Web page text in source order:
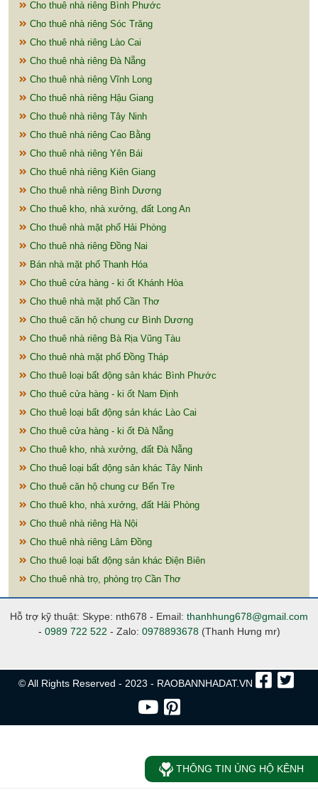
Cho thuê nhà riêng Bình Phước
Cho thuê nhà riêng Sóc Trăng
Cho thuê nhà riêng Lào Cai
Cho thuê nhà riêng Đà Nẵng
Cho thuê nhà riêng Vĩnh Long
Cho thuê nhà riêng Hậu Giang
Cho thuê nhà riêng Tây Ninh
Cho thuê nhà riêng Cao Bằng
Cho thuê nhà riêng Yên Bái
Cho thuê nhà riêng Kiên Giang
Cho thuê nhà riêng Bình Dương
Cho thuê kho, nhà xưởng, đất Long An
Cho thuê nhà mặt phố Hải Phòng
Cho thuê nhà riêng Đồng Nai
Bán nhà mặt phố Thanh Hóa
Cho thuê cửa hàng - ki ốt Khánh Hòa
Cho thuê nhà mặt phố Cần Thơ
Cho thuê căn hộ chung cư Bình Dương
Cho thuê nhà riêng Bà Rịa Vũng Tàu
Cho thuê nhà mặt phố Đồng Tháp
Cho thuê loại bất động sản khác Bình Phước
Cho thuê cửa hàng - ki ốt Nam Định
Cho thuê loại bất động sản khác Lào Cai
Cho thuê cửa hàng - ki ốt Đà Nẵng
Cho thuê kho, nhà xưởng, đất Đà Nẵng
Cho thuê loại bất động sản khác Tây Ninh
Cho thuê căn hộ chung cư Bến Tre
Cho thuê kho, nhà xưởng, đất Hải Phòng
Cho thuê nhà riêng Hà Nội
Cho thuê nhà riêng Lâm Đồng
Cho thuê loại bất động sản khác Điện Biên
Cho thuê nhà trọ, phòng trọ Cần Thơ
Hỗ trợ kỹ thuật: Skype: nth678 - Email: thanhhung678@gmail.com
- 0989 722 522 - Zalo: 0978893678(Thanh Hưng mr)
© All Rights Reserved - 2023 - RAOBANNHADAT.VN
THÔNG TIN ỦNG HỘ KÊNH